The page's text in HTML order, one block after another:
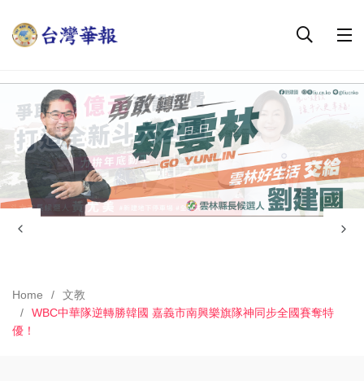
Home
文教
WBC中華隊逆轉勝韓國 嘉義市南興樂旗隊神同步全國賽奪特
優！